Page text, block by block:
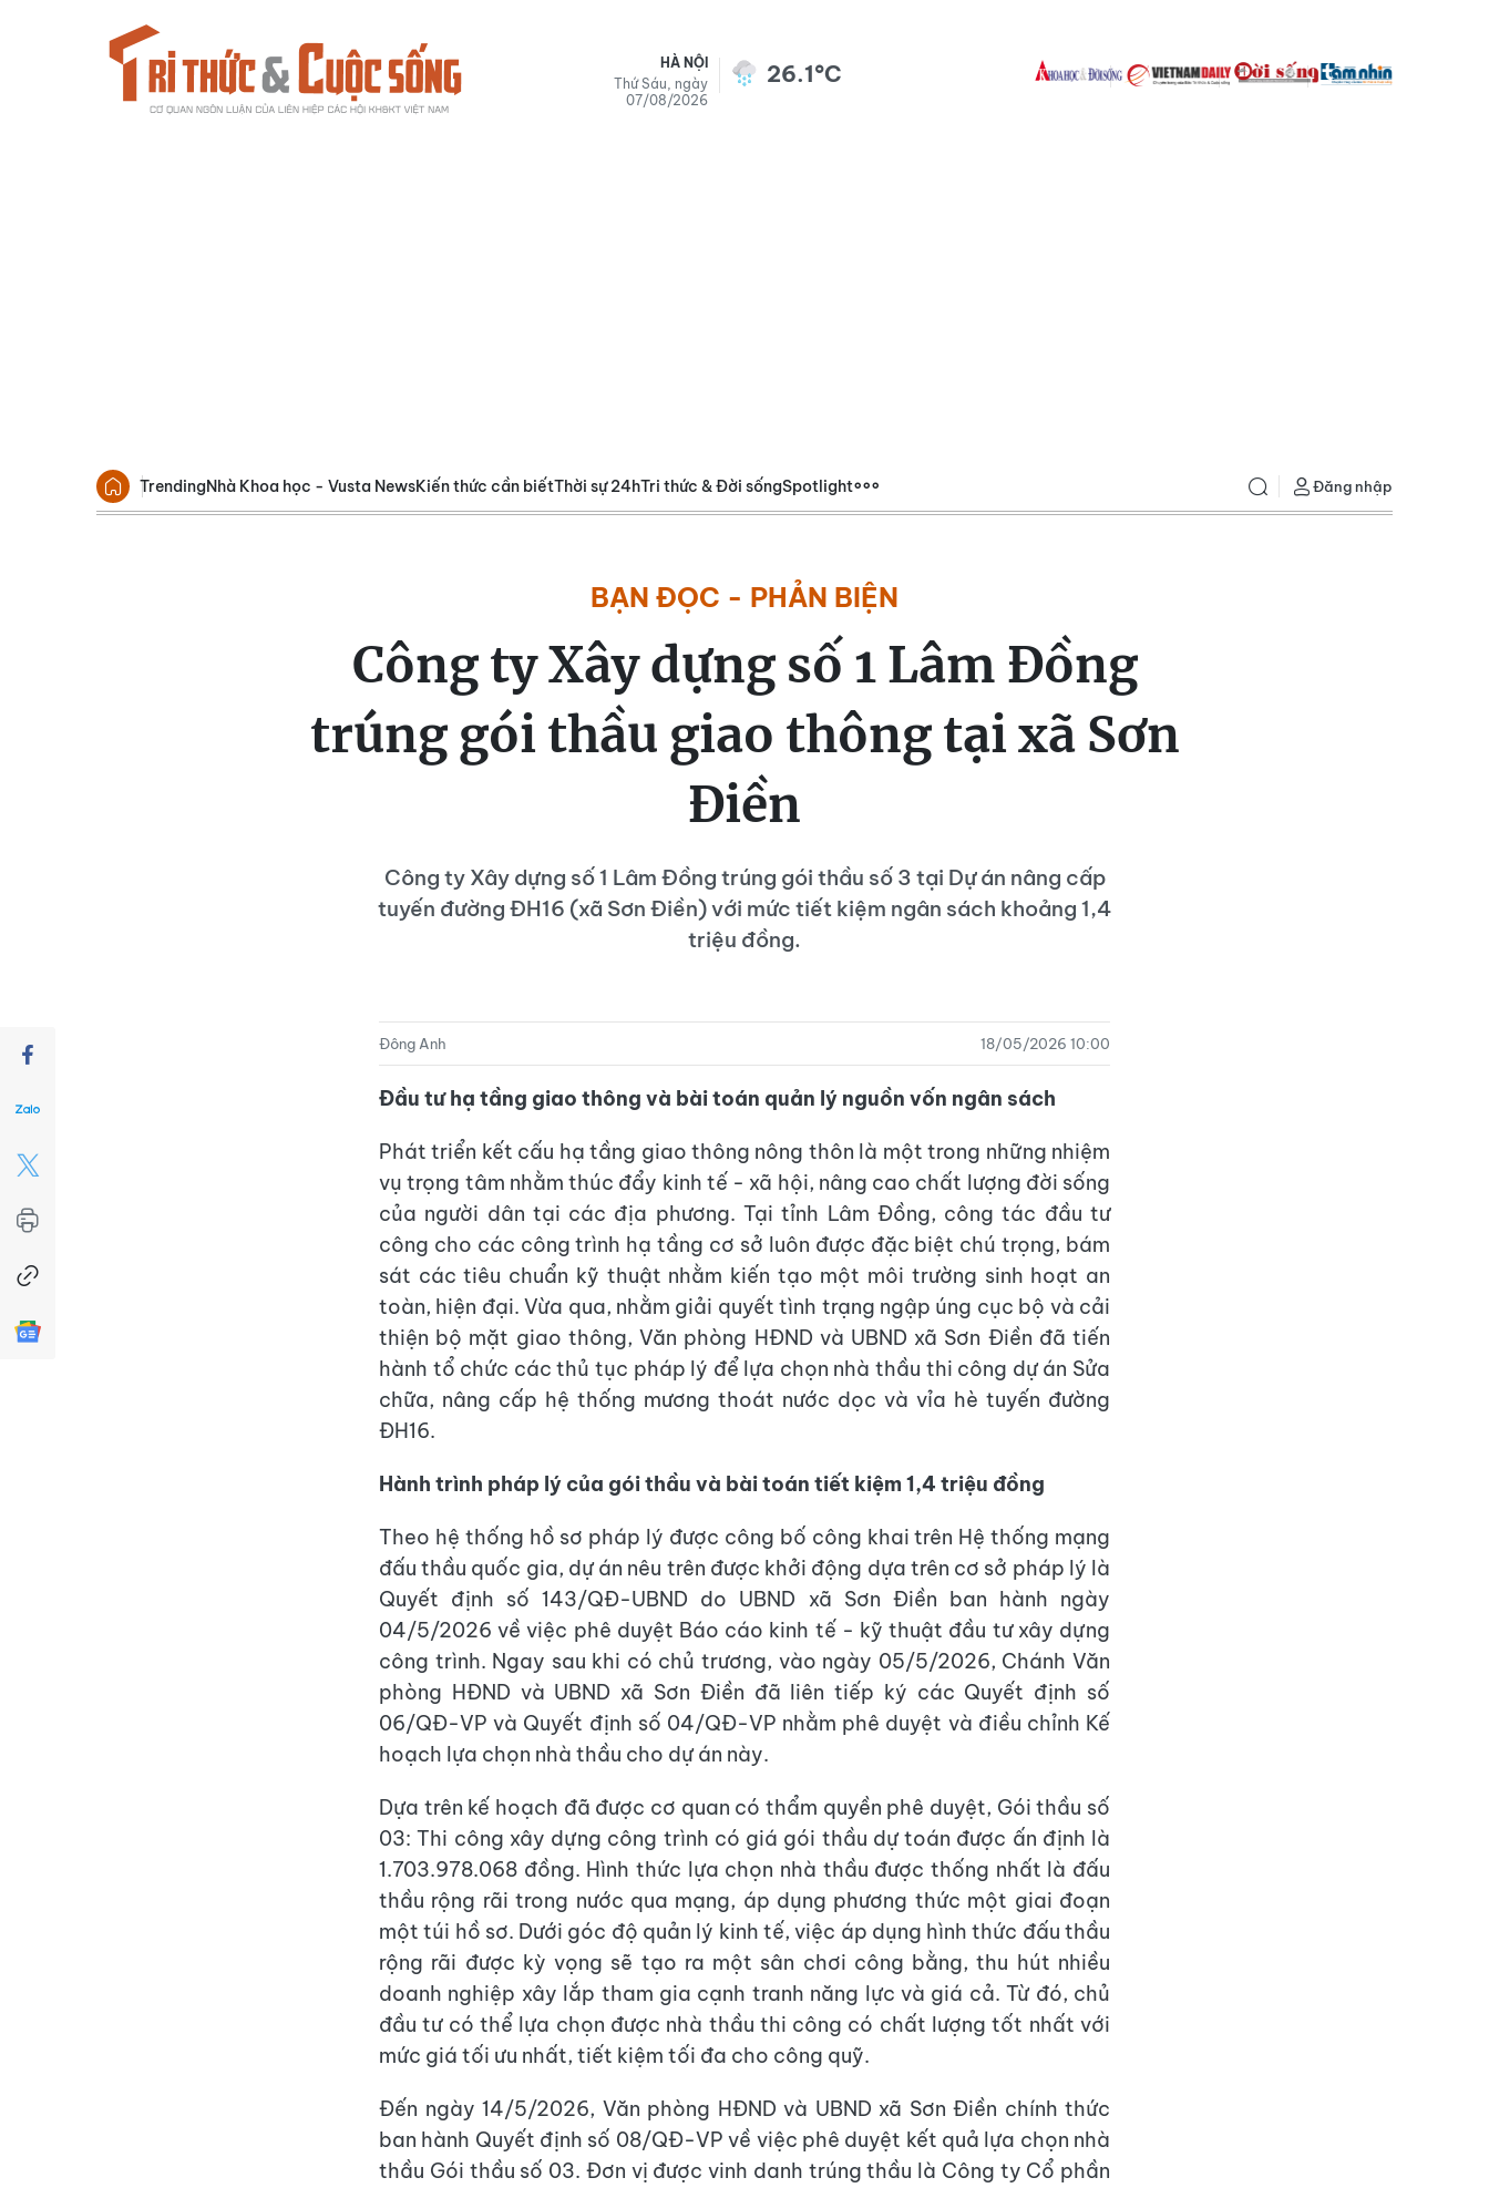
HÀ NỘI
Thứ Sáu, ngày
07/08/2026
26.1°C
TrendingNhà Khoa học - Vusta NewsKiến thức cần biếtThời sự 24hTri thức & Đời sốngSpotlight Đăng nhập
BẠN ĐỌC - PHẢN BIỆN
Công ty Xây dựng số 1 Lâm Đồng
trúng gói thầu giao thông tại xã Sơn
Điền
Công ty Xây dựng số 1 Lâm Đồng trúng gói thầu số 3 tại Dự án nâng cấp
tuyến đường ĐH16 (xã Sơn Điền) với mức tiết kiệm ngân sách khoảng 1,4
triệu đồng.
Đông Anh 18/05/2026 10:00
Đầu tư hạ tầng giao thông và bài toán quản lý nguồn vốn ngân sách
Phát triển kết cấu hạ tầng giao thông nông thôn là một trong những nhiệm
vụ trọng tâm nhằm thúc đẩy kinh tế - xã hội, nâng cao chất lượng đời sống
của người dân tại các địa phương. Tại tỉnh Lâm Đồng, công tác đầu tư
công cho các công trình hạ tầng cơ sở luôn được đặc biệt chú trọng, bám
sát các tiêu chuẩn kỹ thuật nhằm kiến tạo một môi trường sinh hoạt an
toàn, hiện đại. Vừa qua, nhằm giải quyết tình trạng ngập úng cục bộ và cải
thiện bộ mặt giao thông, Văn phòng HĐND và UBND xã Sơn Điền đã tiến
hành tổ chức các thủ tục pháp lý để lựa chọn nhà thầu thi công dự án Sửa
chữa, nâng cấp hệ thống mương thoát nước dọc và vỉa hè tuyến đường
ĐH16.
Hành trình pháp lý của gói thầu và bài toán tiết kiệm 1,4 triệu đồng
Theo hệ thống hồ sơ pháp lý được công bố công khai trên Hệ thống mạng
đấu thầu quốc gia, dự án nêu trên được khởi động dựa trên cơ sở pháp lý là
Quyết định số 143/QĐ-UBND do UBND xã Sơn Điền ban hành ngày
04/5/2026 về việc phê duyệt Báo cáo kinh tế - kỹ thuật đầu tư xây dựng
công trình. Ngay sau khi có chủ trương, vào ngày 05/5/2026, Chánh Văn
phòng HĐND và UBND xã Sơn Điền đã liên tiếp ký các Quyết định số
06/QĐ-VP và Quyết định số 04/QĐ-VP nhằm phê duyệt và điều chỉnh Kế
hoạch lựa chọn nhà thầu cho dự án này.
Dựa trên kế hoạch đã được cơ quan có thẩm quyền phê duyệt, Gói thầu số
03: Thi công xây dựng công trình có giá gói thầu dự toán được ấn định là
1.703.978.068 đồng. Hình thức lựa chọn nhà thầu được thống nhất là đấu
thầu rộng rãi trong nước qua mạng, áp dụng phương thức một giai đoạn
một túi hồ sơ. Dưới góc độ quản lý kinh tế, việc áp dụng hình thức đấu thầu
rộng rãi được kỳ vọng sẽ tạo ra một sân chơi công bằng, thu hút nhiều
doanh nghiệp xây lắp tham gia cạnh tranh năng lực và giá cả. Từ đó, chủ
đầu tư có thể lựa chọn được nhà thầu thi công có chất lượng tốt nhất với
mức giá tối ưu nhất, tiết kiệm tối đa cho công quỹ.
Đến ngày 14/5/2026, Văn phòng HĐND và UBND xã Sơn Điền chính thức
ban hành Quyết định số 08/QĐ-VP về việc phê duyệt kết quả lựa chọn nhà
thầu Gói thầu số 03. Đơn vị được vinh danh trúng thầu là Công ty Cổ phần